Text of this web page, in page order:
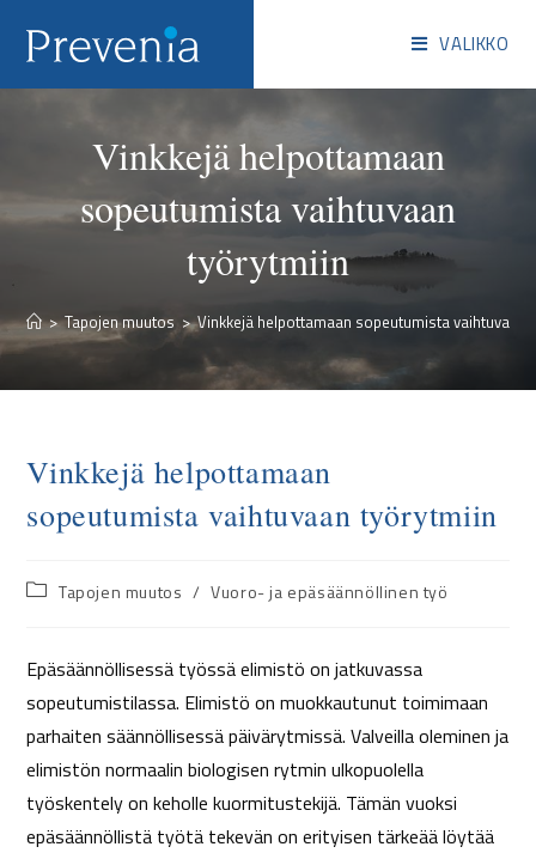
VALIKKO
Vinkkejä helpottamaan
sopeutumista vaihtuvaan
työrytmiin
> Tapojen muutos > Vinkkejä helpottamaan sopeutumista vaihtuvaan
Vinkkejä helpottamaan
sopeutumista vaihtuvaan työrytmiin
Tapojen muutos / Vuoro- ja epäsäännöllinen työ
Epäsäännöllisessä työssä elimistö on jatkuvassa
sopeutumistilassa. Elimistö on muokkautunut toimimaan
parhaiten säännöllisessä päivärytmissä. Valveilla oleminen ja
elimistön normaalin biologisen rytmin ulkopuolella
työskentely on keholle kuormitustekijä. Tämän vuoksi
epäsäännöllistä työtä tekevän on erityisen tärkeää löytää